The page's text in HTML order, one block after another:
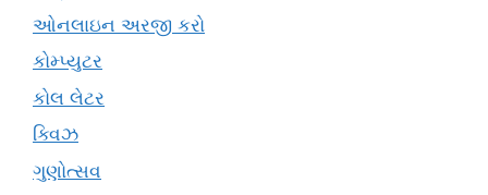
ઓનલાઇન અરજી કરો
કોમ્પ્યુટર
કોલ લેટર
ક્વિઝ
ગુણોત્સવ